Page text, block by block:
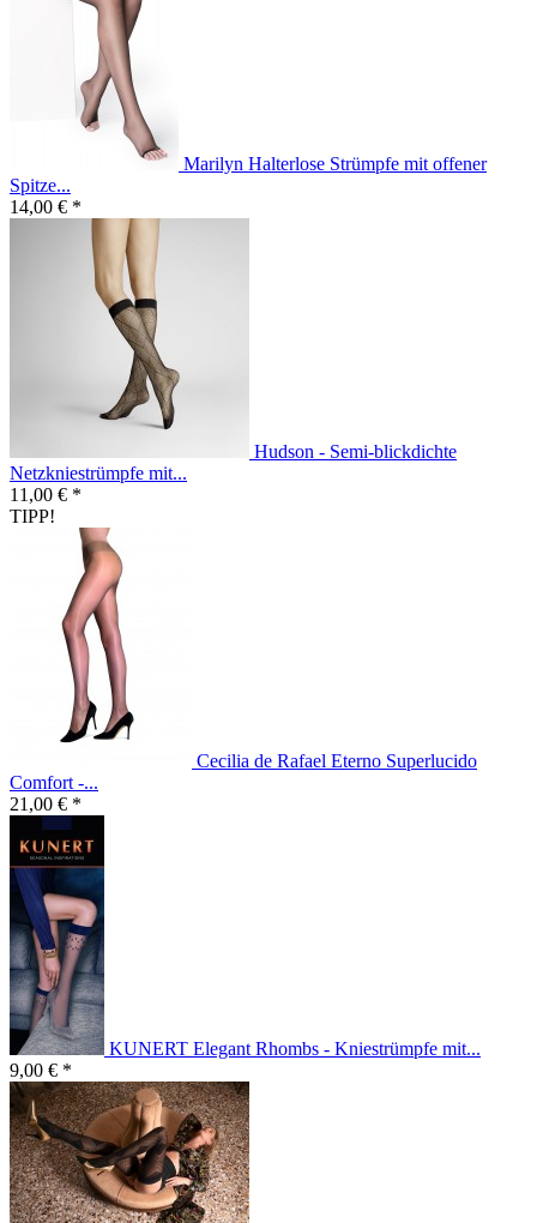
Marilyn Halterlose Strümpfe mit offener
Spitze...
14,00 € *
Hudson - Semi-blickdichte
Netzkniestrümpfe mit...
11,00 € *
TIPP!
Cecilia de Rafael Eterno Superlucido
Comfort -...
21,00 € *
KUNERT Elegant Rhombs - Kniestrümpfe mit...
9,00 € *